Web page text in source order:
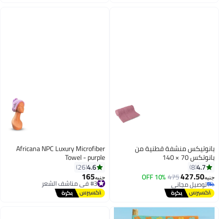
بانوتيكس منشفة قطنية من
بانوتكس 70 × 140
4.7
8
جنيه427.50
475
10% OFF
توصيل مجاني
توصيل مجاني
3
Africana NPC Luxury Microfiber
Towel - purple
4.6
26
جنيه165#3 في مناشف الشعر
توصيل مجاني
#3 في مناشف الشعر